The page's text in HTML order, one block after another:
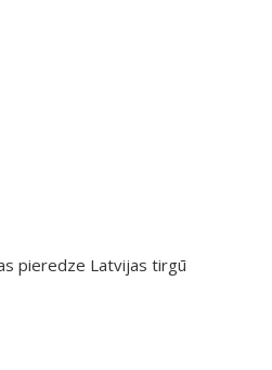
pieredze Latvijas tirgū